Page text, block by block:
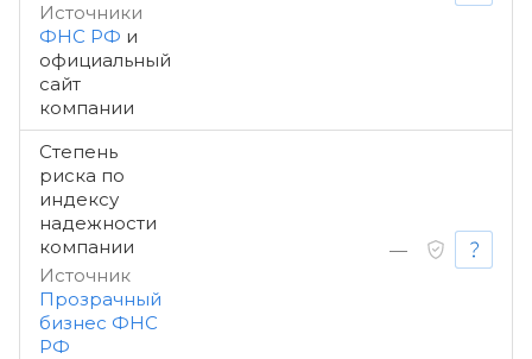
Источники
ФНС РФ и
официальный
сайт
компании
Степень
риска по
индексу
надежности
компании
Источник
Прозрачный
бизнес ФНС
РФ
—